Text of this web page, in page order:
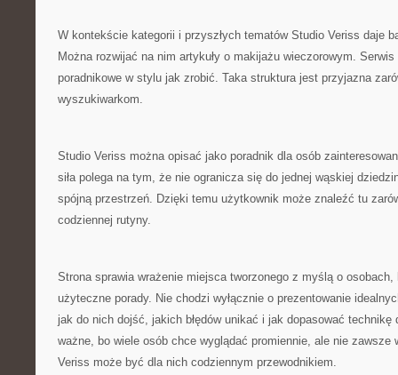
W kontekście kategorii i przyszłych tematów Studio Veriss daje
Można rozwijać na nim artykuły o makijażu wieczorowym.
poradnikowe w stylu jak zrobić. Taka struktura jest przyjazna
wyszukiwarkom.
Studio Veriss można opisać jako poradnik dla osób
siła polega na tym, że nie ogranicza się do jednej wąskiej
spójną przestrzeń. Dzięki temu użytkownik może znaleźć tu
codziennej rutyny.
Strona sprawia wrażenie miejsca tworzonego z myślą o
użyteczne porady. Nie chodzi wyłącznie o prezentowanie
jak do nich dojść, jakich błędów unikać i jak dopasować technikę
ważne, bo wiele osób chce wyglądać promiennie, ale nie
Veriss może być dla nich codziennym przewodnikiem.